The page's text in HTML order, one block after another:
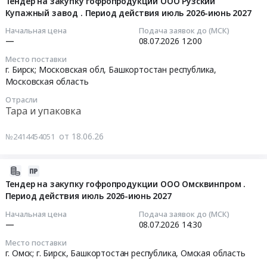
Купажный завод . Период действия июль 2026-июнь 2027
Начальная цена
—
Подача заявок до (МСК)
08.07.2026 12:00
Место поставки
г. Бирск; Московская обл, Башкортостан республика,
Московская область
Отрасли
Тара и упаковка
№2414454051 от 18.06.26
Тендер на закупку гофропродукции ООО Омсквинпром .
Период действия июль 2026-июнь 2027
Начальная цена
—
Подача заявок до (МСК)
08.07.2026 14:30
Место поставки
г. Омск; г. Бирск, Башкортостан республика, Омская область